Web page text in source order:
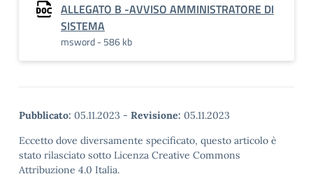
ALLEGATO B -AVVISO AMMINISTRATORE DI
SISTEMA
msword - 586 kb
Pubblicato: 05.11.2023 - Revisione: 05.11.2023
Eccetto dove diversamente specificato, questo articolo è
stato rilasciato sotto Licenza Creative Commons
Attribuzione 4.0 Italia.